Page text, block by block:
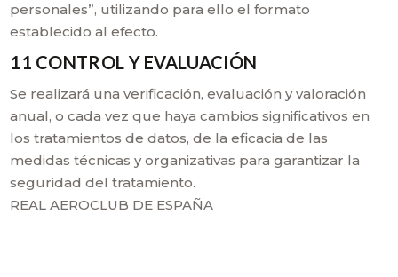
personales”, utilizando para ello el formato
establecido al efecto.
11 CONTROL Y EVALUACIÓN
Se realizará una verificación, evaluación y valoración
anual, o cada vez que haya cambios significativos en
los tratamientos de datos, de la eficacia de las
medidas técnicas y organizativas para garantizar la
seguridad del tratamiento.
REAL AEROCLUB DE ESPAÑA